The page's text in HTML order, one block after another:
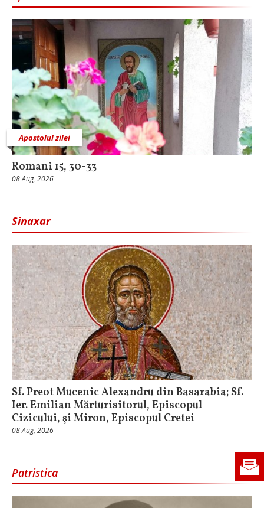
Apostolul zilei
Romani 15, 30-33
08 Aug, 2026
Sinaxar
Sf. Preot Mucenic Alexandru din Basarabia; Sf.
Ier. Emilian Mărturisitorul, Episcopul
Cizicului, şi Miron, Episcopul Cretei
08 Aug, 2026
Patristica